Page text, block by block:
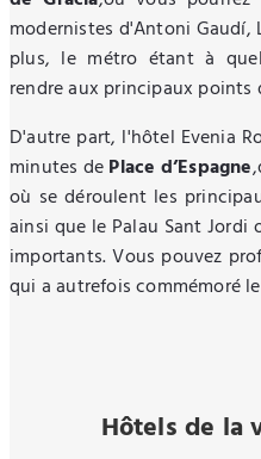
modernistes d'Antoni Gaudí,
plus, le métro étant à
rendre aux principaux
D'autre part, l'hôtel Evenia
minutes dePlace d’Espagne
où se déroulent les
ainsi que le Palau Sant
importants. Vous pouvez
qui a autrefois commémoré
Hôtels de la